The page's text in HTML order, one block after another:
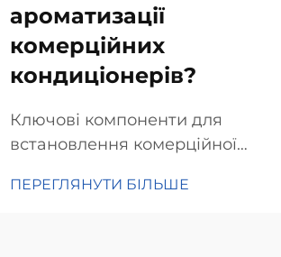
ароматизації
комерційних
кондиціонерів?
Ключові компоненти для
встановлення комерційної
Оцінка сумісності системи HVAC.
ПЕРЕГЛЯНУТИ БІЛЬШЕ